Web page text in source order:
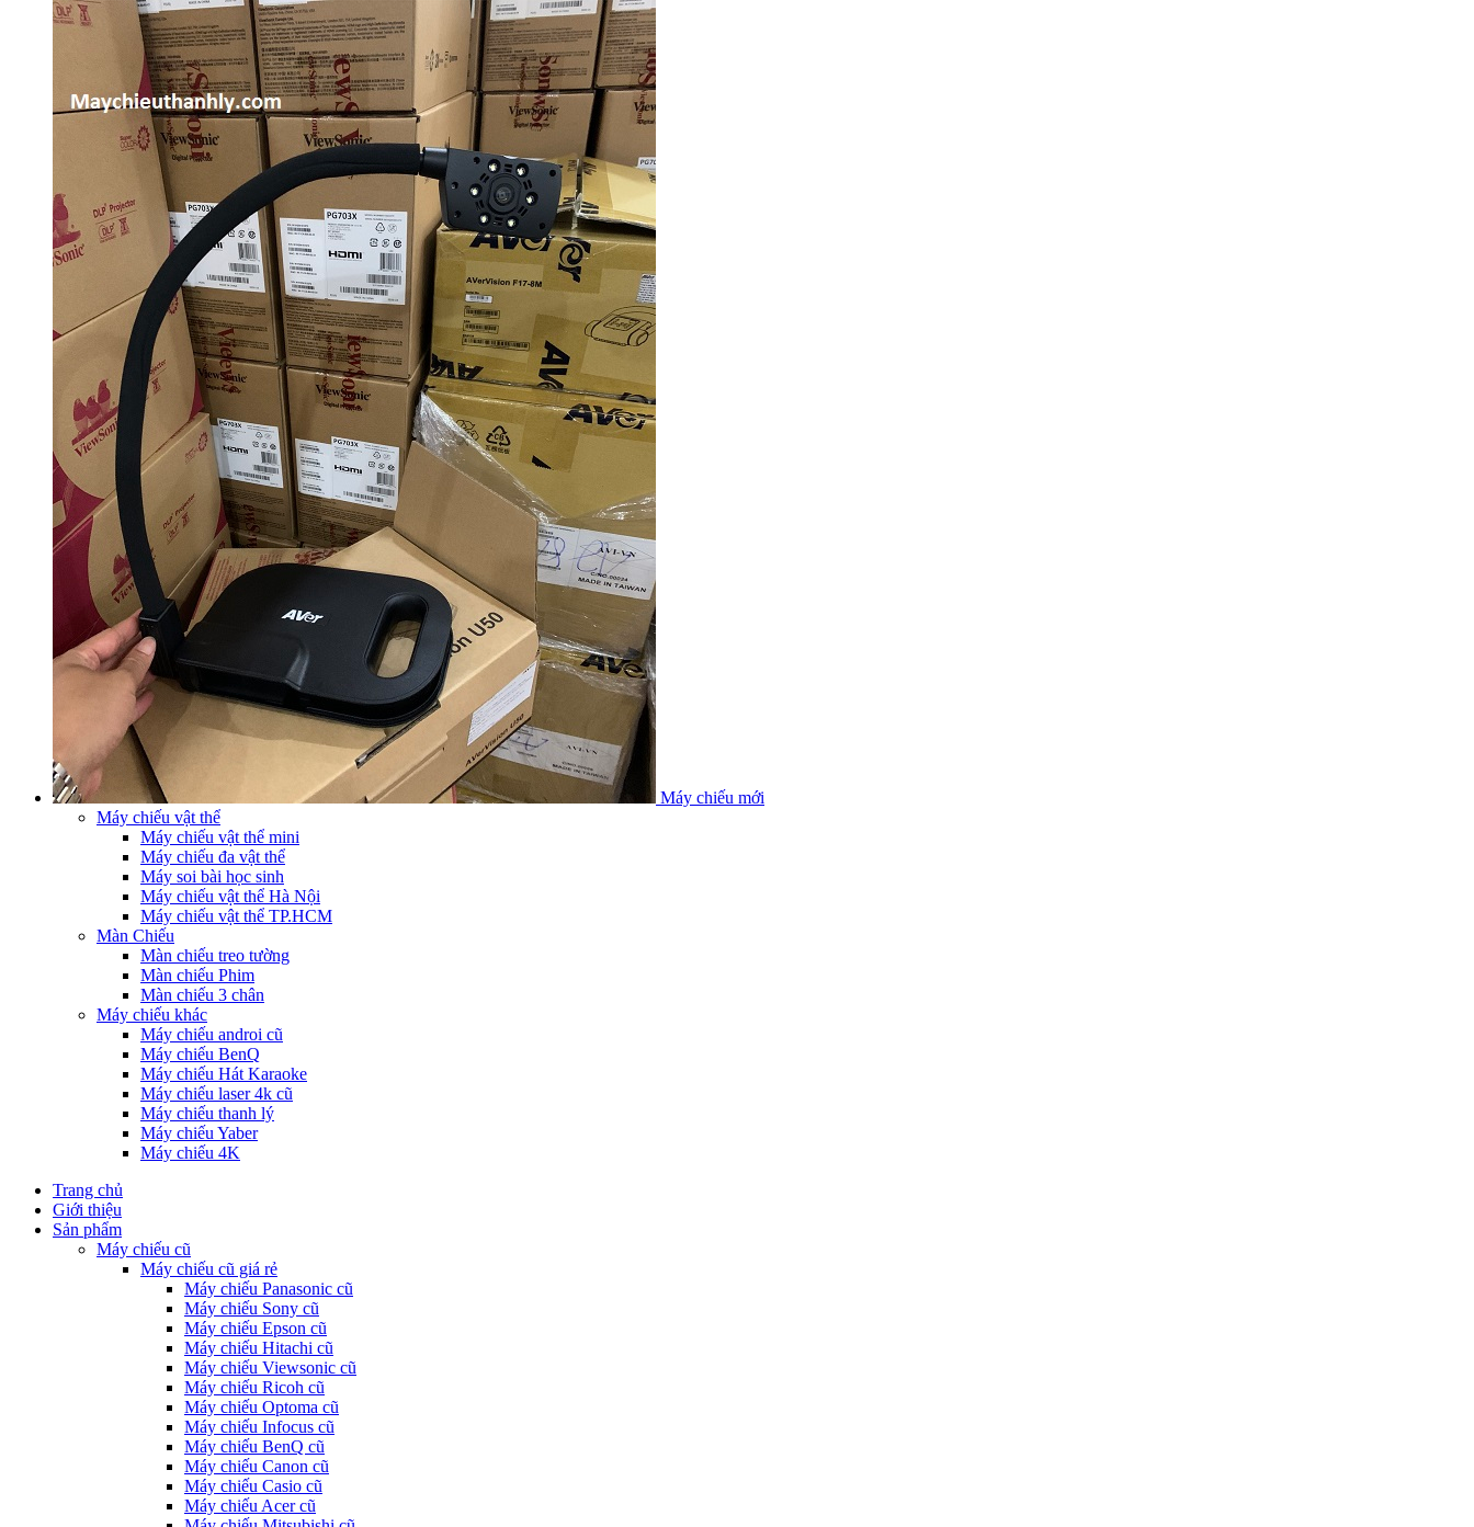
Máy chiếu mới
Máy chiếu vật thể
Máy chiếu vật thể mini
Máy chiếu đa vật thể
Máy soi bài học sinh
Máy chiếu vật thể Hà Nội
Máy chiếu vật thể TP.HCM
Màn Chiếu
Màn chiếu treo tường
Màn chiếu Phim
Màn chiếu 3 chân
Máy chiếu khác
Máy chiếu androi cũ
Máy chiếu BenQ
Máy chiếu Hát Karaoke
Máy chiếu laser 4k cũ
Máy chiếu thanh lý
Máy chiếu Yaber
Máy chiếu 4K
Trang chủ
Giới thiệu
Sản phẩm
Máy chiếu cũ
Máy chiếu cũ giá rẻ
Máy chiếu Panasonic cũ
Máy chiếu Sony cũ
Máy chiếu Epson cũ
Máy chiếu Hitachi cũ
Máy chiếu Viewsonic cũ
Máy chiếu Ricoh cũ
Máy chiếu Optoma cũ
Máy chiếu Infocus cũ
Máy chiếu BenQ cũ
Máy chiếu Canon cũ
Máy chiếu Casio cũ
Máy chiếu Acer cũ